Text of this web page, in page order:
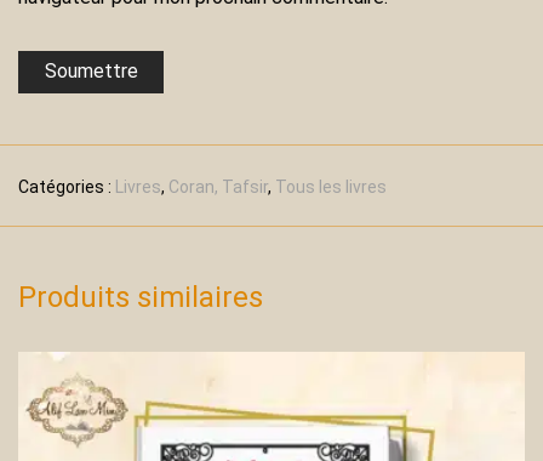
Catégories : Livres, Coran, Tafsir, Tous les livres
Produits similaires